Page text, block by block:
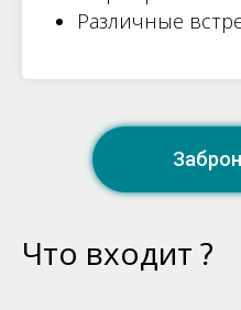
Различные
Что входит ?